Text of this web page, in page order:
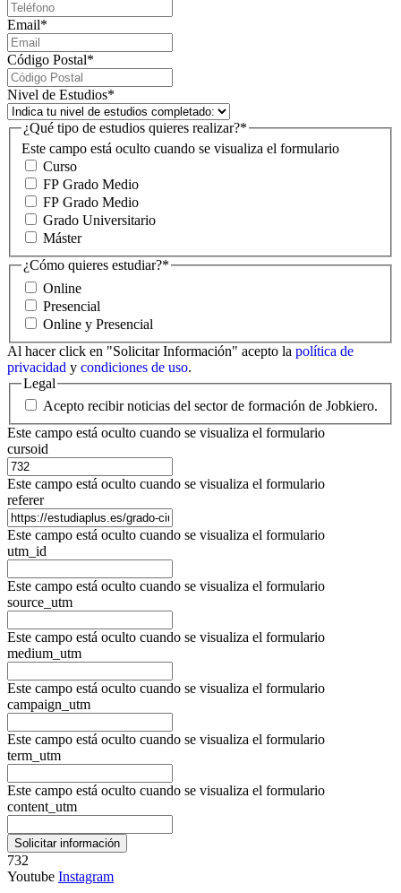
Email*
Código Postal*
Nivel de Estudios*
Este campo está oculto cuando se visualiza el formulario
¿Qué tipo de estudios quieres realizar?*
Curso
FP Grado Medio
FP Grado Medio
Grado Universitario
Máster
¿Cómo quieres estudiar?*
Online
Presencial
Online y Presencial
Al hacer click en "Solicitar Información" acepto la política de
privacidad y condiciones de uso.
Legal
Acepto recibir noticias del sector de formación de Jobkiero.
Este campo está oculto cuando se visualiza el formulario
cursoid
Este campo está oculto cuando se visualiza el formulario
referer
Este campo está oculto cuando se visualiza el formulario
utm_id
Este campo está oculto cuando se visualiza el formulario
source_utm
Este campo está oculto cuando se visualiza el formulario
medium_utm
Este campo está oculto cuando se visualiza el formulario
campaign_utm
Este campo está oculto cuando se visualiza el formulario
term_utm
Este campo está oculto cuando se visualiza el formulario
content_utm
732
Youtube Instagram